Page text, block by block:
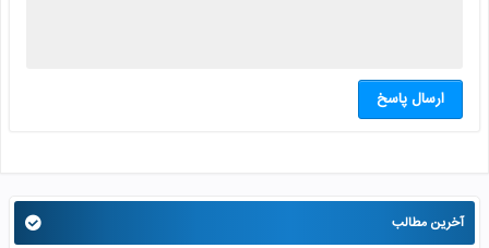
ارسال پاسخ
آخرین مطالب